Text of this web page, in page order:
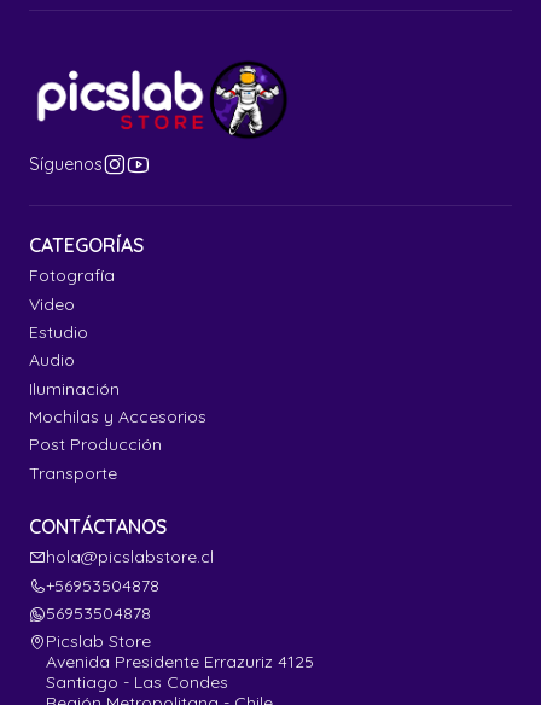
Síguenos
CATEGORÍAS
Fotografía
Video
Estudio
Audio
Iluminación
Mochilas y Accesorios
Post Producción
Transporte
CONTÁCTANOS
hola@picslabstore.cl
+56953504878
56953504878
Picslab Store
Avenida Presidente Errazuriz 4125
Santiago - Las Condes